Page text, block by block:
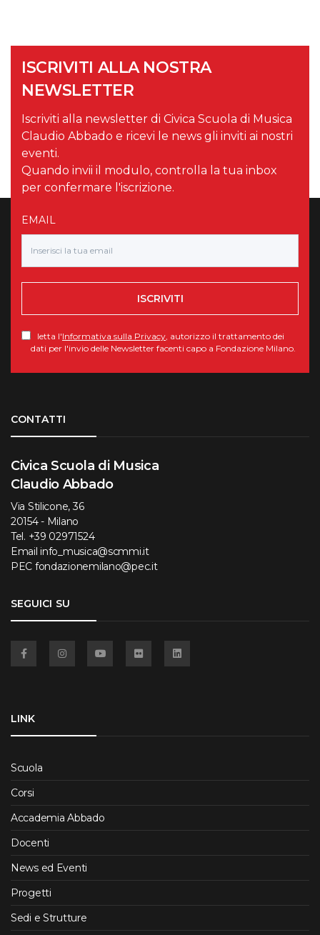
ISCRIVITI ALLA NOSTRA
NEWSLETTER
Iscriviti alla newsletter di Civica Scuola di Musica
Claudio Abbado e ricevi le news gli inviti ai nostri
eventi.
Quando invii il modulo, controlla la tua inbox
per confermare l'iscrizione.
EMAIL
ISCRIVITI
letta l'Informativa sulla Privacy, autorizzo il trattamento dei
dati per l'invio delle Newsletter facenti capo a Fondazione Milano.
CONTATTI
Civica Scuola di Musica
Claudio Abbado
Via Stilicone, 36
20154 - Milano
Tel. +39 02971524
Email info_musica@scmmi.it
PEC fondazionemilano@pec.it
SEGUICI SU
LINK
Scuola
Corsi
Accademia Abbado
Docenti
News ed Eventi
Progetti
Sedi e Strutture